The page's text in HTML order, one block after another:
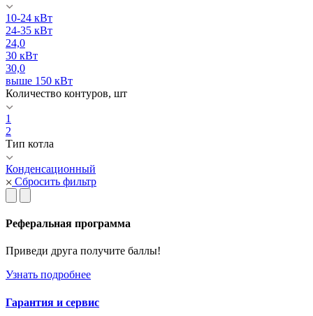
10-24 кВт
24-35 кВт
24,0
30 кВт
30,0
выше 150 кВт
Количество контуров, шт
1
2
Тип котла
Конденсационный
Сбросить фильтр
Реферальная программа
Приведи друга получите баллы!
Узнать подробнее
Гарантия и сервис